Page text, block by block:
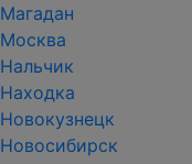
Магадан
Москва
Нальчик
Находка
Новокузнецк
Новосибирск